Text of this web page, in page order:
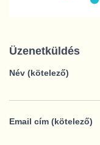
Üzenetküldés
Név (kötelező)
Email cím (kötelező)